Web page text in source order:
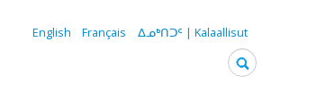
English Français ᐃᓄᒃᑎᑐᑦ | Kalaallisut